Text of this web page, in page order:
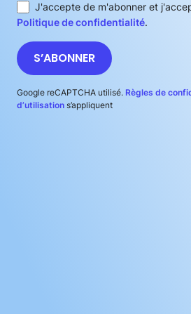
J'accepte de m'abonner et
Politique de confidentialité.
S’ABONNER
Google reCAPTCHA utilisé. Règles de
d’utilisation s’appliquent